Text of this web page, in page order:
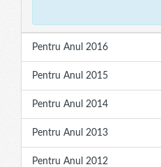
Pentru Anul 2016
Pentru Anul 2015
Pentru Anul 2014
Pentru Anul 2013
Pentru Anul 2012